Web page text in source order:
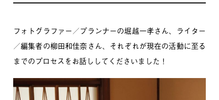
フォトグラファー／プランナーの堀越一孝さん、ライター
／編集者の柳田和佳奈さん、それぞれが現在の活動に至る
までのプロセスをお話ししてくださいました！